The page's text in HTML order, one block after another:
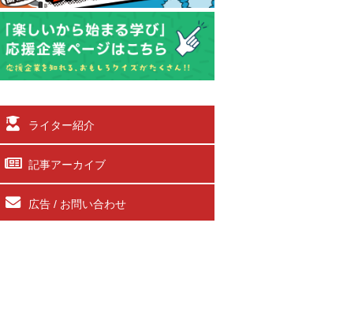
ライター紹介
記事アーカイブ
広告 / お問い合わせ